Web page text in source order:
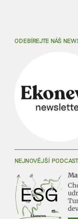
ODEBÍREJTE NÁŠ
NEJNOVĚJŠÍ PODCAST